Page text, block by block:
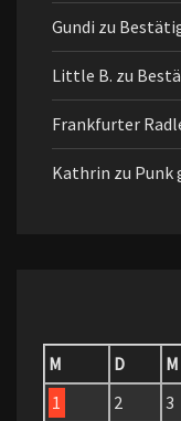
Gundi zu
Little B. zu
Frankfurter
Kathrin zu Punk
M
D M
1
2 3